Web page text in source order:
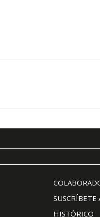
HISTÓRICO